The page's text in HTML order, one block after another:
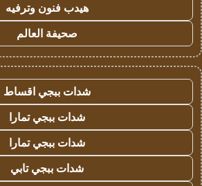
هيدب فنون وترفيه
صحيفة العالم
شدات ببجي اقساط
شدات ببجي تمارا
شدات ببجي تمارا
شدات ببجي تابي